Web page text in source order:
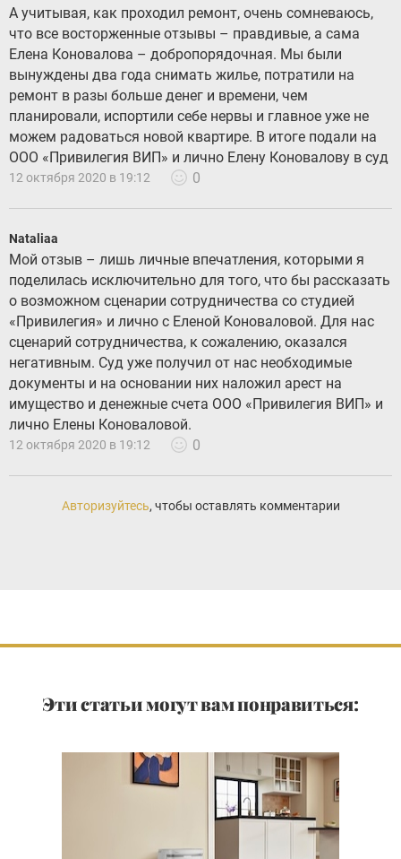
А учитывая, как проходил ремонт, очень сомневаюсь,
что все восторженные отзывы – правдивые, а сама
Елена Коновалова – добропорядочная. Мы были
вынуждены два года снимать жилье, потратили на
ремонт в разы больше денег и времени, чем
планировали, испортили себе нервы и главное уже не
можем радоваться новой квартире. В итоге подали на
ООО «Привилегия ВИП» и лично Елену Коновалову в суд
12 октября 2020 в 19:12 0
Nataliaa
Мой отзыв – лишь личные впечатления, которыми я
поделилась исключительно для того, что бы рассказать
о возможном сценарии сотрудничества со студией
«Привилегия» и лично с Еленой Коноваловой. Для нас
сценарий сотрудничества, к сожалению, оказался
негативным. Суд уже получил от нас необходимые
документы и на основании них наложил арест на
имущество и денежные счета ООО «Привилегия ВИП» и
лично Елены Коноваловой.
12 октября 2020 в 19:12 0
Авторизуйтесь, чтобы оставлять комментарии
Эти статьи могут вам понравиться: